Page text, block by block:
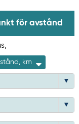
för avstånd
km